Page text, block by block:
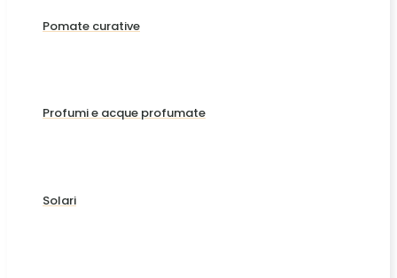
Pomate curative
Profumi e acque profumate
Solari